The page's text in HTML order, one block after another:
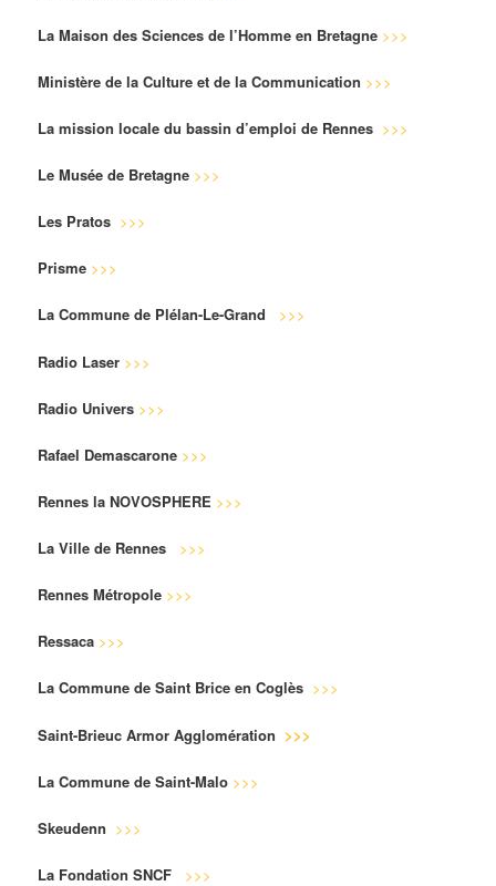
La Maison des Sciences de l’Homme en Bretagne >>>
Ministère de la Culture et de la Communication >>>
La mission locale du bassin d’emploi de Rennes >>>
Le Musée de Bretagne >>>
Les Pratos >>>
Prisme >>>
La Commune de Plélan-Le-Grand >>>
Radio Laser >>>
Radio Univers >>>
Rafael Demascarone >>>
Rennes la NOVOSPHERE >>>
La Ville de Rennes >>>
Rennes Métropole >>>
Ressaca >>>
La Commune de Saint Brice en Coglès >>>
Saint-Brieuc Armor Agglomération >>>
La Commune de Saint-Malo >>>
Skeudenn >>>
La Fondation SNCF >>>